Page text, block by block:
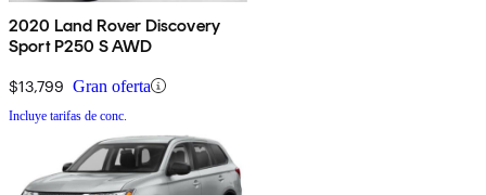
2020 Land Rover Discovery
Sport P250 S AWD
$13,799 Gran oferta
Incluye tarifas de conc.